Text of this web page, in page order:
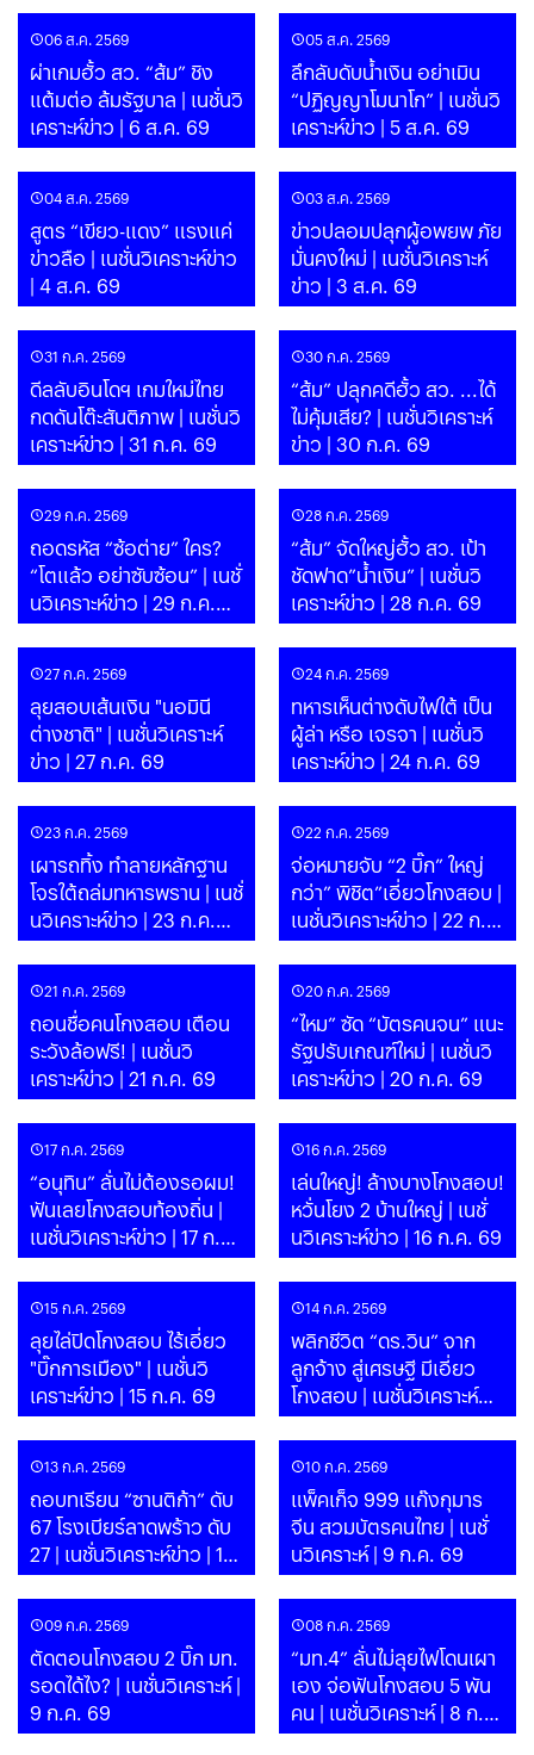
06 ส.ค. 2569
ผ่าเกมฮั้ว สว. “ส้ม” ชิง
แต้มต่อ ล้มรัฐบาล | เนชั่นวิ
เคราะห์ข่าว | 6 ส.ค. 69
05 ส.ค. 2569
ลึกลับดับน้ำเงิน อย่าเมิน
“ปฏิญญาโมนาโก” | เนชั่นวิ
เคราะห์ข่าว | 5 ส.ค. 69
04 ส.ค. 2569
สูตร “เขียว-แดง” แรงแค่
ข่าวลือ | เนชั่นวิเคราะห์ข่าว
| 4 ส.ค. 69
03 ส.ค. 2569
ข่าวปลอมปลุกผู้อพยพ ภัย
มั่นคงใหม่ | เนชั่นวิเคราะห์
ข่าว | 3 ส.ค. 69
31 ก.ค. 2569
ดีลลับอินโดฯ เกมใหม่ไทย
กดดันโต๊ะสันติภาพ | เนชั่นวิ
เคราะห์ข่าว | 31 ก.ค. 69
30 ก.ค. 2569
“ส้ม” ปลุกคดีฮั้ว สว. ...ได้
ไม่คุ้มเสีย? | เนชั่นวิเคราะห์
ข่าว | 30 ก.ค. 69
29 ก.ค. 2569
ถอดรหัส “ซ้อต่าย” ใคร?
“โตแล้ว อย่าซับซ้อน” | เนชั่
นวิเคราะห์ข่าว | 29 ก.ค.
69
28 ก.ค. 2569
“ส้ม” จัดใหญ่ฮั้ว สว. เป้า
ชัดฟาด”น้ำเงิน” | เนชั่นวิ
เคราะห์ข่าว | 28 ก.ค. 69
27 ก.ค. 2569
ลุยสอบเส้นเงิน "นอมินี
ต่างชาติ" | เนชั่นวิเคราะห์
ข่าว | 27 ก.ค. 69
24 ก.ค. 2569
ทหารเห็นต่างดับไฟใต้ เป็น
ผู้ล่า หรือ เจรจา | เนชั่นวิ
เคราะห์ข่าว | 24 ก.ค. 69
23 ก.ค. 2569
เผารถทิ้ง ทำลายหลักฐาน
โจรใต้ถล่มทหารพราน | เนชั่
นวิเคราะห์ข่าว | 23 ก.ค.
69
22 ก.ค. 2569
จ่อหมายจับ “2 บิ๊ก” ใหญ่
กว่า” พิชิต”เอี่ยวโกงสอบ |
เนชั่นวิเคราะห์ข่าว | 22 ก.ค.
69
21 ก.ค. 2569
ถอนชื่อคนโกงสอบ เตือน
ระวังล้อฟรี! | เนชั่นวิ
เคราะห์ข่าว | 21 ก.ค. 69
20 ก.ค. 2569
“ไหม” ซัด “บัตรคนจน” แนะ
รัฐปรับเกณฑ์ใหม่ | เนชั่นวิ
เคราะห์ข่าว | 20 ก.ค. 69
17 ก.ค. 2569
“อนุทิน” ลั่นไม่ต้องรอผม!
ฟันเลยโกงสอบท้องถิ่น |
เนชั่นวิเคราะห์ข่าว | 17 ก.ค.
69
16 ก.ค. 2569
เล่นใหญ่! ล้างบางโกงสอบ!
หวั่นโยง 2 บ้านใหญ่ | เนชั่
นวิเคราะห์ข่าว | 16 ก.ค. 69
15 ก.ค. 2569
ลุยไล่ปิดโกงสอบ ไร้เอี่ยว
"บิ๊กการเมือง" | เนชั่นวิ
เคราะห์ข่าว | 15 ก.ค. 69
14 ก.ค. 2569
พลิกชีวิต “ดร.วิน” จาก
ลูกจ้าง สู่เศรษฐี มีเอี่ยว
โกงสอบ | เนชั่นวิเคราะห์
ข่าว | 14 ก.ค. 69
13 ก.ค. 2569
ถอบทเรียน “ซานติก้า” ดับ
67 โรงเบียร์ลาดพร้าว ดับ
27 | เนชั่นวิเคราะห์ข่าว | 13
ก.ค. 69
10 ก.ค. 2569
แพ็คเก็จ 999 แก๊งกุมาร
จีน สวมบัตรคนไทย | เนชั่
นวิเคราะห์ | 9 ก.ค. 69
09 ก.ค. 2569
ตัดตอนโกงสอบ 2 บิ๊ก มท.
รอดได้ไง? | เนชั่นวิเคราะห์ |
9 ก.ค. 69
08 ก.ค. 2569
“มท.4” ลั่นไม่ลุยไฟโดนเผา
เอง จ่อฟันโกงสอบ 5 พัน
คน | เนชั่นวิเคราะห์ | 8 ก.ค.
69